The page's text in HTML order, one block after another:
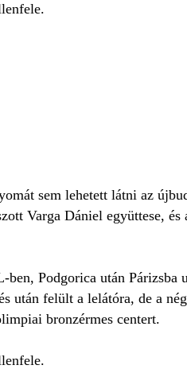
sem lehetett látni az
Varga Dániel együttese, és
Podgorica után Párizsba
után felült a lelátóra, de a
bronzérmes centert.